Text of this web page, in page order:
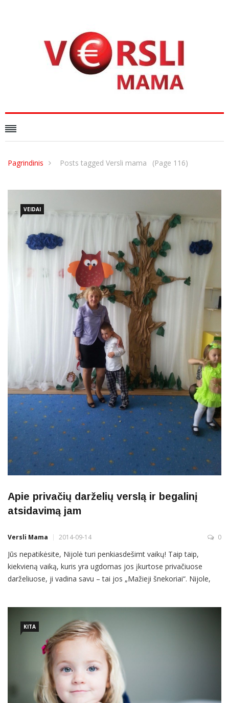
Pagrindinis Posts tagged Versli mama (Page 116)
VEIDAI
Apie privačių darželių verslą ir begalinį
atsidavimą jam
Versli Mama 2014-09-14 0
Jūs nepatikėsite, Nijolė turi penkiasdešimt vaikų! Taip taip,
kiekvieną vaiką, kuris yra ugdomas jos įkurtose privačiuose
darželiuose, ji vadina savu – tai jos „Mažieji šnekoriai“. Nijole,
KITA